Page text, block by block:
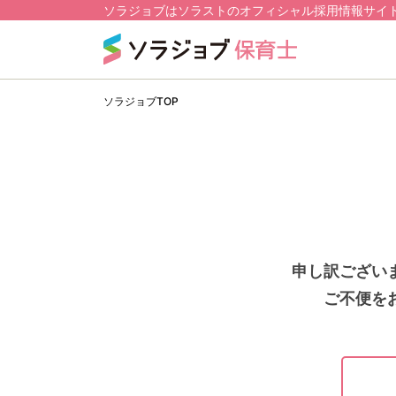
ソラジョブはソラストのオフィシャル採用情報サイ
ソラジョブTOP
申し訳ござい
ご不便を